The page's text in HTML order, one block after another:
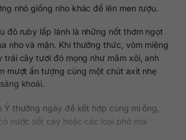
nhỏ giống nho khác để lên men rượu.
đỏ ruby lấp lánh là những nốt thơm ngọt
nho và mận. Khi thưởng thức, vòm miệng
trái cây tươi đỏ mọng như mâm xôi, anh
mượt ấn tượng cùng một chút axit nhẹ
khoái.
Ý thường ngày để kết hợp cùng mì ống,
nước sốt cay hoặc các loại phô mai